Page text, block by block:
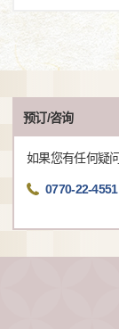
预订/咨询
如果您有任何疑
0770-22-4551